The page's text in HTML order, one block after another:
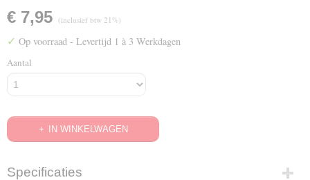
€ 7,95 (inclusief btw 21%)
✓ Op voorraad - Levertijd 1 à 3 Werkdagen
Aantal
IN WINKELWAGEN
Specificaties